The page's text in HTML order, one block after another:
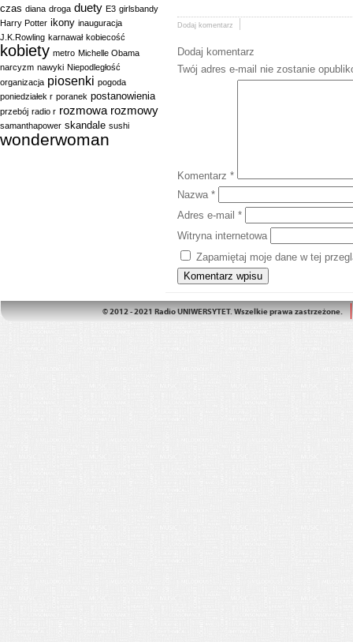
czas diana droga duety E3 girlsbandy
Harry Potter ikony inauguracja
J.K.Rowling karnawał kobiecość
kobiety metro Michelle Obama
narcyzm nawyki Niepodległość
organizacja piosenki pogoda
poniedziałek r poranek postanowienia
przebój radio r rozmowa rozmowy
samanthapower skandale sushi
wonderwoman
Dodaj komentarz
Dodaj komentarz
Twój adres e-mail nie zostanie
Komentarz *
Nazwa *
Adres e-mail *
Witryna internetowa
Zapamiętaj moje dane w tej
© 2012 - 2021 Radio UNIWERSYTET. Wszelkie prawa zastrzeżone.